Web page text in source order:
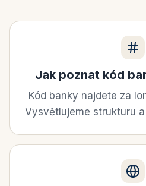
Jak poznat kód
Kód banky najdete za
Vysvětlujeme strukturu